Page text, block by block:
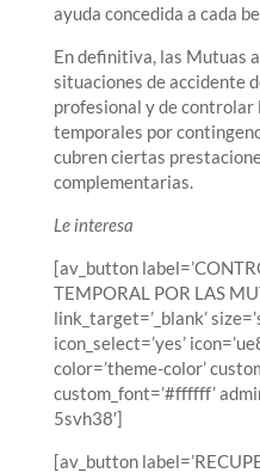
ayuda concedida a cada
En definitiva, las Mutuas
situaciones de accidente
profesional y de controlar
temporales por
cubren ciertas
complementarias.
Le interesa
[av_button
TEMPORAL POR LAS
link_target=’_blank’
icon_select=’yes’
color=’theme-color’
custom_font=’#ffffff’
5svh38′]
[av_button